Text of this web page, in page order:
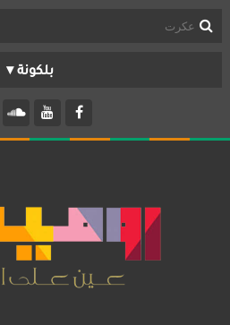
تواصل معنا
تابلوه
بانوراما